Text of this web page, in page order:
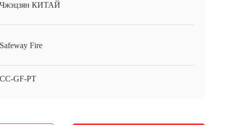
Чжэцзян КИТАЙ
Safeway Fire
CC-GF-PT